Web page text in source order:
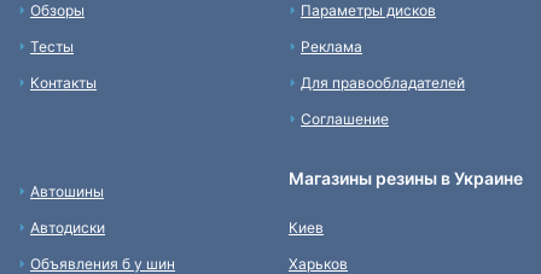
Обзоры
Тесты
Контакты
Параметры дисков
Реклама
Для правообладателей
Соглашение
Автошины
Автодиски
Объявления б у шин
Магазины резины в Украине
Киев
Харьков